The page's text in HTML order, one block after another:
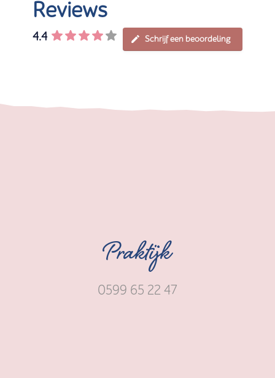
Reviews
4.4 Schrijf een beoordeling
Praktijk
0599 65 22 47